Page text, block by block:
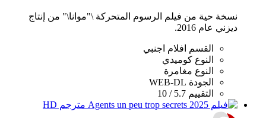
نسخة حية من فيلم الرسوم المتحركة \"موانا\" من إنتاج
ديزني عام 2016.
القسم
افلام اجنبي
النوع كوميدي
النوع مغامرة
الجودة WEB-DL
التقييم 5.7 / 10